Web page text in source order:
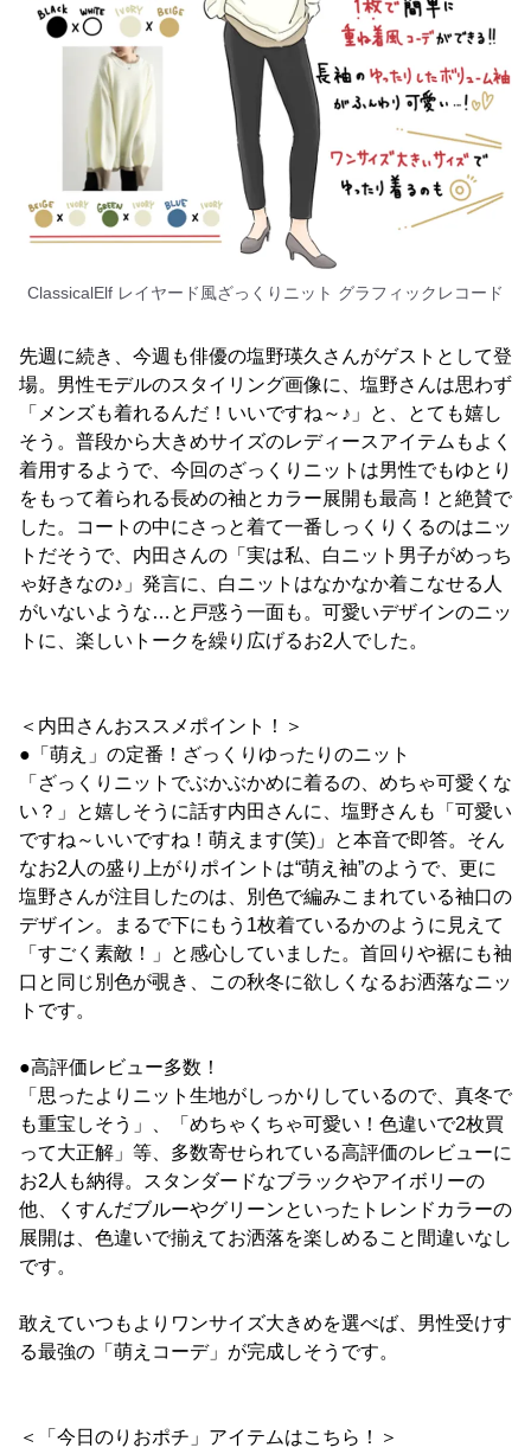
ClassicalElf レイヤード風ざっくりニット グラフィックレコード
先週に続き、今週も俳優の塩野瑛久さんがゲストとして登
場。男性モデルのスタイリング画像に、塩野さんは思わず
「メンズも着れるんだ！いいですね～♪」と、とても嬉し
そう。普段から大きめサイズのレディースアイテムもよく
着用するようで、今回のざっくりニットは男性でもゆとり
をもって着られる長めの袖とカラー展開も最高！と絶賛で
した。コートの中にさっと着て一番しっくりくるのはニッ
トだそうで、内田さんの「実は私、白ニット男子がめっち
ゃ好きなの♪」発言に、白ニットはなかなか着こなせる人
がいないような…と戸惑う一面も。可愛いデザインのニッ
トに、楽しいトークを繰り広げるお2人でした。
＜内田さんおススメポイント！＞
●「萌え」の定番！ざっくりゆったりのニット
「ざっくりニットでぶかぶかめに着るの、めちゃ可愛くな
い？」と嬉しそうに話す内田さんに、塩野さんも「可愛い
ですね～いいですね！萌えます(笑)」と本音で即答。そん
なお2人の盛り上がりポイントは“萌え袖”のようで、更に
塩野さんが注目したのは、別色で編みこまれている袖口の
デザイン。まるで下にもう1枚着ているかのように見えて
「すごく素敵！」と感心していました。首回りや裾にも袖
口と同じ別色が覗き、この秋冬に欲しくなるお洒落なニッ
トです。
●高評価レビュー多数！
「思ったよりニット生地がしっかりしているので、真冬で
も重宝しそう」、「めちゃくちゃ可愛い！色違いで2枚買
って大正解」等、多数寄せられている高評価のレビューに
お2人も納得。スタンダードなブラックやアイボリーの
他、くすんだブルーやグリーンといったトレンドカラーの
展開は、色違いで揃えてお洒落を楽しめること間違いなし
です。
敢えていつもよりワンサイズ大きめを選べば、男性受けす
る最強の「萌えコーデ」が完成しそうです。
＜「今日のりおポチ」アイテムはこちら！＞